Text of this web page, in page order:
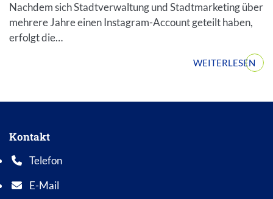
Nachdem sich Stadtverwaltung und Stadtmarketing über
mehrere Jahre einen Instagram-Account geteilt haben,
erfolgt die…
WEITERLESEN
Kontakt
Telefon
Telefonnummer: 0 5 6 2 1 7 0 1 0
E-Mail
E-Mail Adresse: info@bad-wildungen.de